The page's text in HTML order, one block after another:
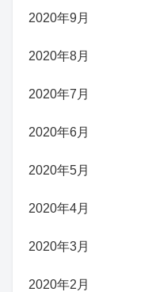
2020年9月
2020年8月
2020年7月
2020年6月
2020年5月
2020年4月
2020年3月
2020年2月